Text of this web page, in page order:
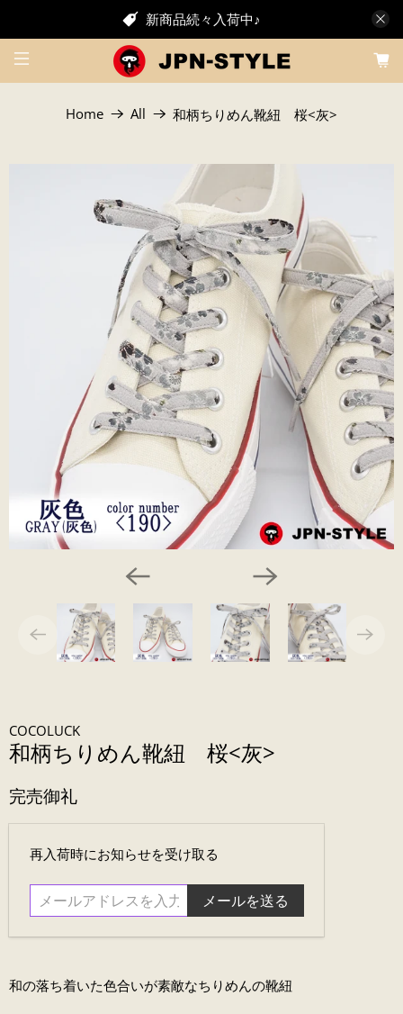
新商品続々入荷中♪
Home All 和柄ちりめん靴紐 桜<灰>
COCOLUCK
和柄ちりめん靴紐 桜<灰>
完売御礼
メ
ア
ド
を
再入荷時にお知らせを受け取る
和の落ち着いた色合いが素敵なちりめんの靴紐